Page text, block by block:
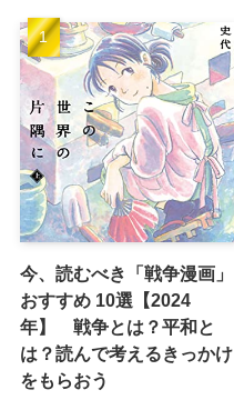
今、読むべき「戦争漫画」
おすすめ 10選【2024
年】 戦争とは？平和と
は？読んで考えるきっかけ
をもらおう